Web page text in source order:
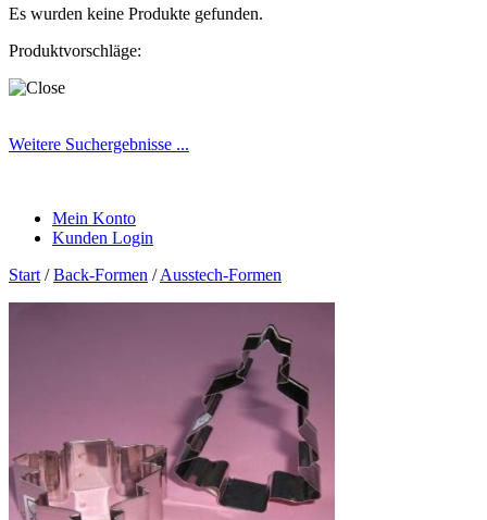
Es wurden keine Produkte gefunden.
Produktvorschläge:
Weitere Suchergebnisse ...
Mein Konto
Kunden Login
Start /Back-Formen /Ausstech-Formen